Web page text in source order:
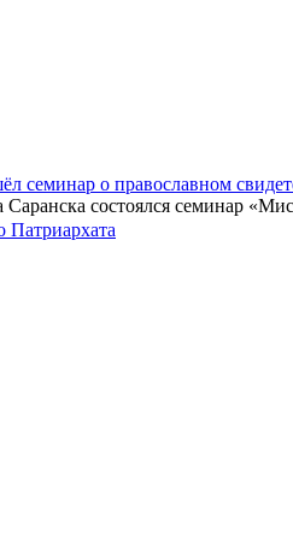
семинар о православном
состоялся семинар
Патриархата